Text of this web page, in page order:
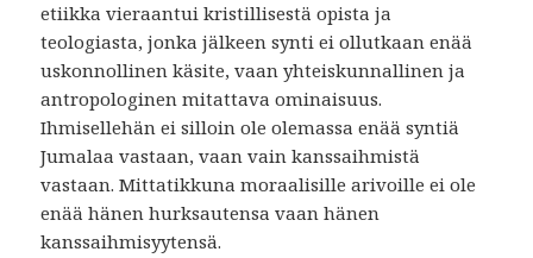
etiikka vieraantui kristillisestä opista ja
teologiasta, jonka jälkeen synti ei ollutkaan enää
uskonnollinen käsite, vaan yhteiskunnallinen ja
antropologinen mitattava ominaisuus.
Ihmisellehän ei silloin ole olemassa enää syntiä
Jumalaa vastaan, vaan vain kanssaihmistä
vastaan. Mittatikkuna moraalisille arivoille ei ole
enää hänen hurksautensa vaan hänen
kanssaihmisyytensä.